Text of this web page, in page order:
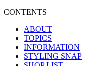
CONTENTS
ABOUT
TOPICS
INFORMATION
STYLING SNAP